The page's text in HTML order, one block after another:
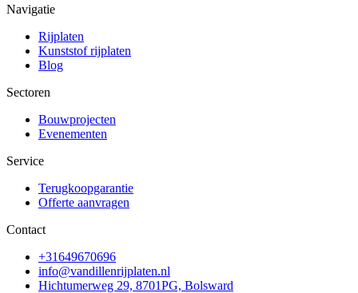
Navigatie
Rijplaten
Kunststof rijplaten
Blog
Sectoren
Bouwprojecten
Evenementen
Service
Terugkoopgarantie
Offerte aanvragen
Contact
+31649670696
info@vandillenrijplaten.nl
Hichtumerweg 29, 8701PG, Bolsward